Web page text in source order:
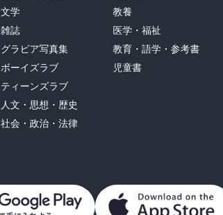
文学
雑誌
グラビア写真集
ボーイズラブ
ティーンズラブ
人文・思想・歴史
社会・政治・法律
教養
医学・福祉
教育・語学・参考書
児童書